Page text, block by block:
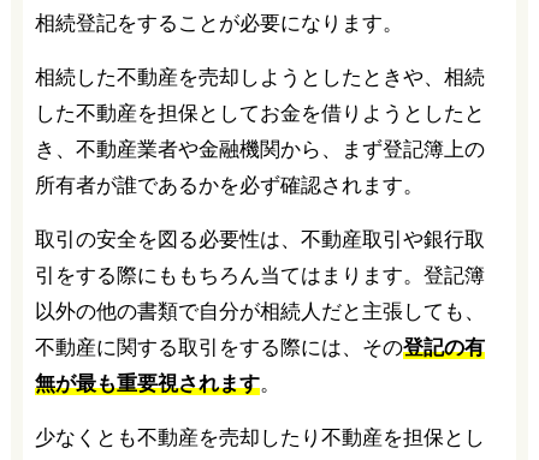
相続登記をすることが必要になります。
相続した不動産を売却しようとしたときや、相続
した不動産を担保としてお金を借りようとしたと
き、不動産業者や金融機関から、まず登記簿上の
所有者が誰であるかを必ず確認されます。
取引の安全を図る必要性は、不動産取引や銀行取
引をする際にももちろん当てはまります。登記簿
以外の他の書類で自分が相続人だと主張しても、
不動産に関する取引をする際には、その登記の有
無が最も重要視されます。
少なくとも不動産を売却したり不動産を担保とし